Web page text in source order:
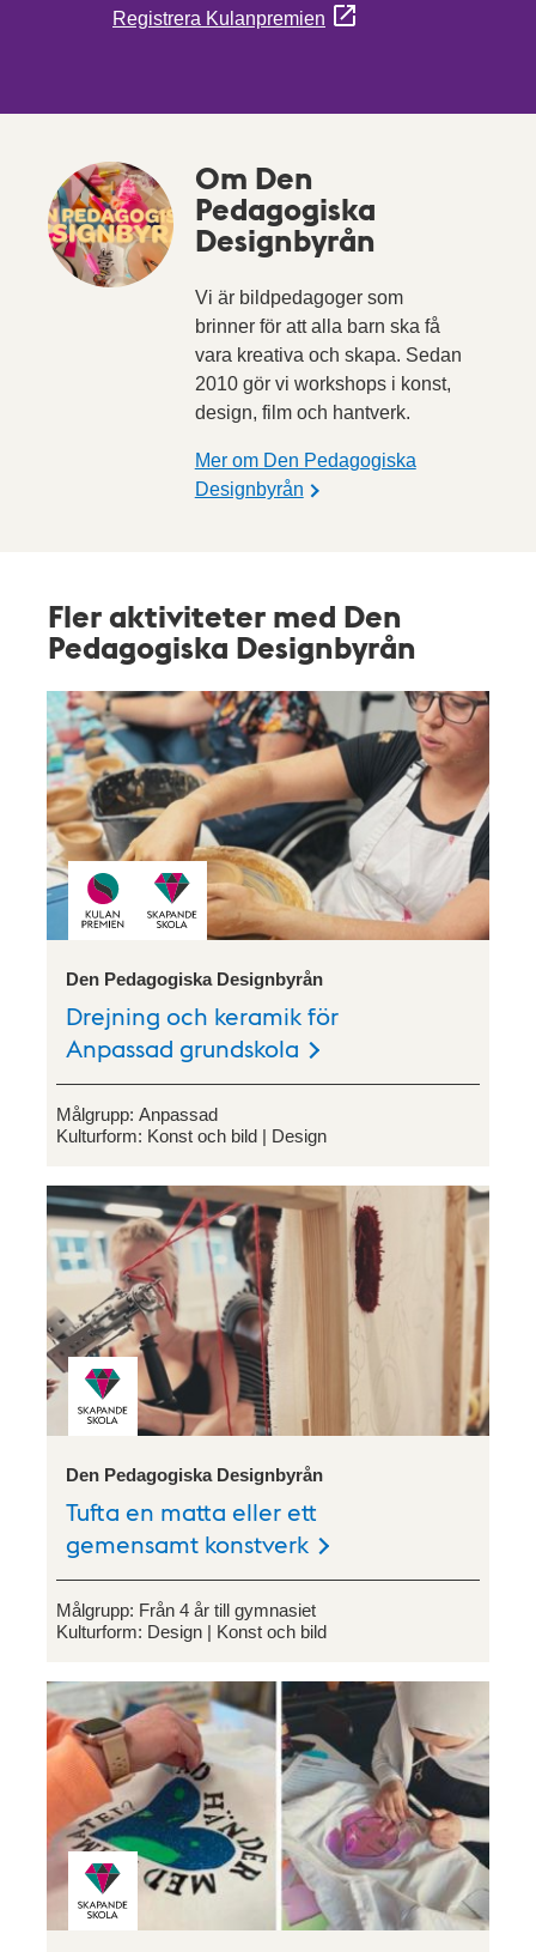
Registrera Kulanpremien
Om Den
Pedagogiska
Designbyrån
Vi är bildpedagoger som
brinner för att alla barn ska få
vara kreativa och skapa. Sedan
2010 gör vi workshops i konst,
design, film och hantverk.
Mer om Den Pedagogiska
Designbyrån
Fler aktiviteter med Den
Pedagogiska Designbyrån
Den Pedagogiska Designbyrån
Drejning och keramik för
Anpassad grundskola
Målgrupp: Anpassad
Kulturform: Konst och bild Design
Den Pedagogiska Designbyrån
Tufta en matta eller ett
gemensamt konstverk
Målgrupp: Från 4 år till gymnasiet
Kulturform: Design Konst och bild